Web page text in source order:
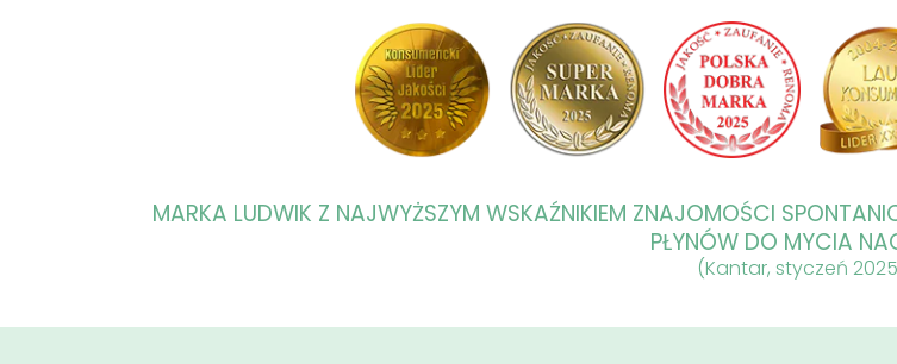
MARKA LUDWIK Z NAJWYŻSZYM WSKAŹNIKIEM ZNAJOMOŚCI
PŁYNÓW DO MYCIA
(Kantar, styczeń